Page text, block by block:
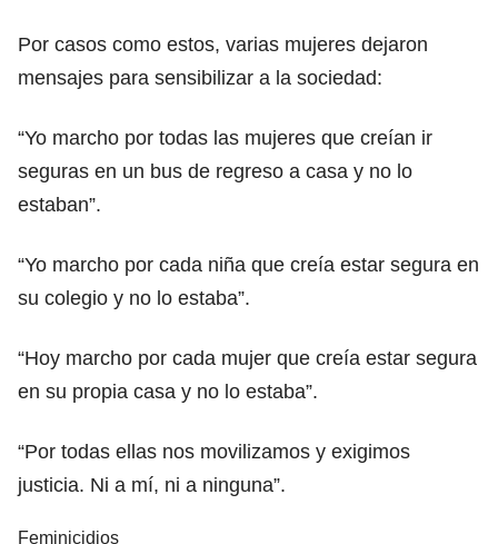
Por casos como estos, varias mujeres dejaron
mensajes para sensibilizar a la sociedad:
“Yo marcho por todas las mujeres que creían ir
seguras en un bus de regreso a casa y no lo
estaban”.
“Yo marcho por cada niña que creía estar segura en
su colegio y no lo estaba”.
“Hoy marcho por cada mujer que creía estar segura
en su propia casa y no lo estaba”.
“Por todas ellas nos movilizamos y exigimos
justicia. Ni a mí, ni a ninguna”.
Feminicidios